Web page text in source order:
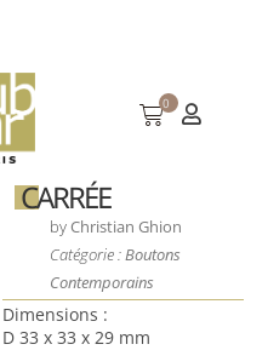
0
CARRÉE
byChristian Ghion
Catégorie :Boutons
Contemporains
Dimensions :
D 33 x 33 x 29 mm